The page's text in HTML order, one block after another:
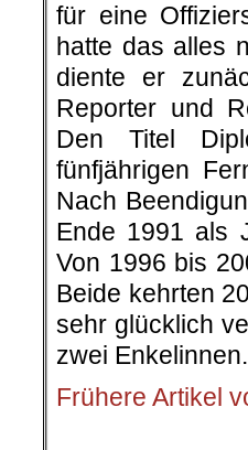
für eine
hatte das alles
diente er
Reporter und
Den Titel
fünfjährigen
Nach
Ende 1991 als
Von 1996 bis
Beide kehrten
sehr glücklich
zwei Enkelinnen.
Frühere Artikel